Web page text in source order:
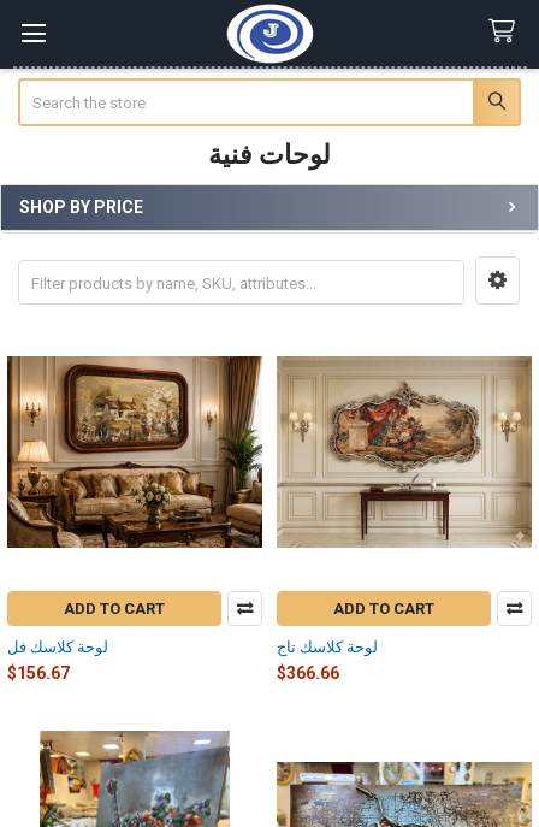
لوحات فنية
Sidebar
SHOP BY PRICE
ADD TO CART
لوحة كلاسك فل
$156.67
ADD TO CART
لوحة كلاسك تاج
$366.66